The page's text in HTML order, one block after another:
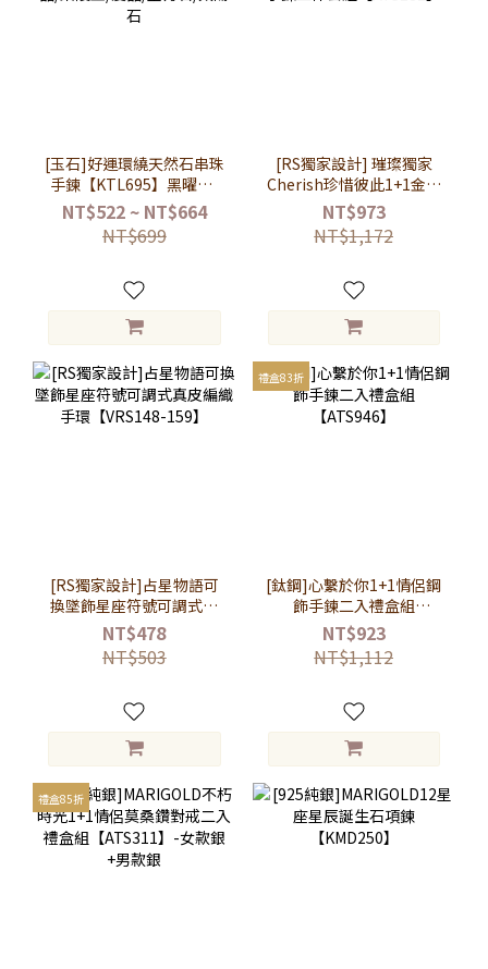
[玉石]好運環繞天然石串珠
手鍊【KTL695】黑曜石/
草莓晶/東陵玉/髮晶/堇青
石/太陽石
NT$522 ~ NT$664
NT$699
[RS獨家設計] 璀璨獨家
Cherish珍惜彼此1+1金屬
繩手鍊二件套組
【ATS181】
NT$973
NT$1,172
[RS獨家設計]占星物語可
換墜飾星座符號可調式真
皮編織手環【VRS148-
159】
NT$478
NT$503
禮盒83折
[鈦鋼]心繫於你1+1情侶鋼
飾手鍊二入禮盒組
【ATS946】
NT$923
NT$1,112
禮盒85折